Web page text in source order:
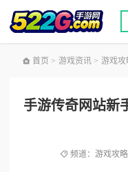
首页 > 游戏资讯 > 游戏攻
手游传奇网站新
频道： 游戏攻略